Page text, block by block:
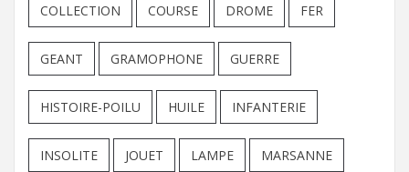
COLLECTION COURSE DROME FER
GEANT GRAMOPHONE GUERRE
HISTOIRE-POILU HUILE INFANTERIE
INSOLITE JOUET LAMPE MARSANNE